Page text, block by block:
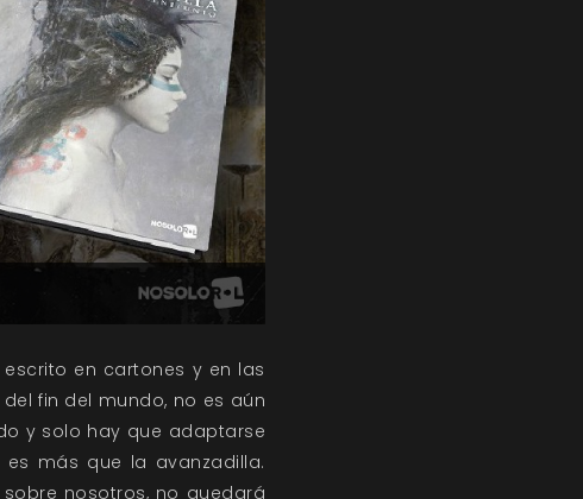
en cartones y en las
fin del mundo, no es aún
y solo hay que adaptarse
más que la avanzadilla.
nosotros, no quedará